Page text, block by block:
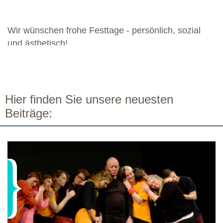
Wir wünschen frohe Festtage - persönlich, sozial
und ästhetisch!
Hier finden Sie unsere neuesten
Beiträge: